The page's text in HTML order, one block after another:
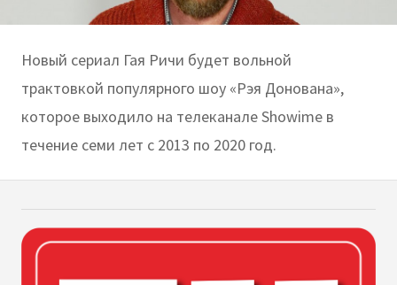
Новый сериал Гая Ричи будет вольной
трактовкой популярного шоу «Рэя Донована»,
которое выходило на телеканале Showime в
течение семи лет с 2013 по 2020 год.